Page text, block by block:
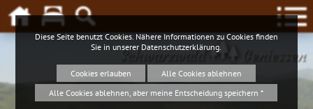
Schwarzwald Geniessen
Diese Seite benutzt Cookies. Nähere Informationen zu Cookies finden
Sie in unserer Datenschutzerklärung
Cookies erlauben
Alle Cookies ablehnen
Alle Cookies ablehnen, aber meine Entscheidung speichern *